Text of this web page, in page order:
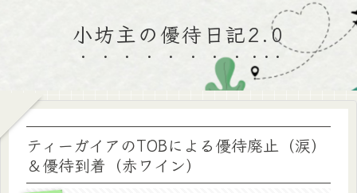
小坊主の優待日記2.0
ティーガイアのTOBによる優待廃止（涙）
＆優待到着（赤ワイン）